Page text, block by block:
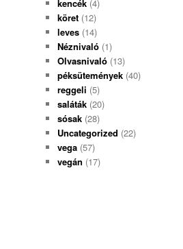
kencék (4)
köret (12)
leves (14)
Néznivaló (1)
Olvasnivaló (13)
péksütemények (40)
reggeli (5)
saláták (20)
sósak (28)
Uncategorized (22)
vega (57)
vegán (17)